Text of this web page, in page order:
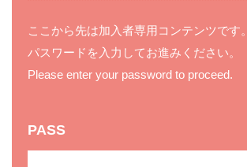
ここから先は加入者専用コンテンツです。
パスワードを入力してお進みください。
Please enter your password to proceed.
PASS